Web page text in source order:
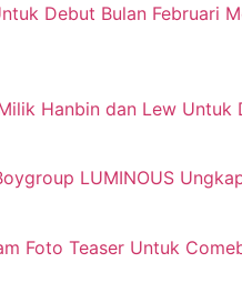
Debut Bulan Februari
Hanbin dan Lew Untuk
LUMINOUS
Foto Teaser Untuk